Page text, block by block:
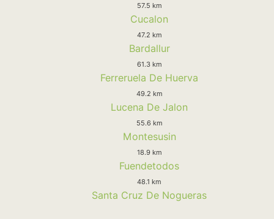
57.5 km
Cucalon
47.2 km
Bardallur
61.3 km
Ferreruela De Huerva
49.2 km
Lucena De Jalon
55.6 km
Montesusin
18.9 km
Fuendetodos
48.1 km
Santa Cruz De Nogueras